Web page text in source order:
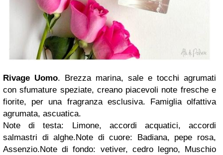
Rivage Uomo. Brezza marina, sale e tocchi agrumati
con sfumature speziate, creano piacevoli note fresche e
fiorite, per una fragranza esclusiva. Famiglia olfattiva
agrumata, ascuatica.
Note di testa: Limone, accordi acquatici, accordi
salmastri di alghe.Note di cuore: Badiana, pepe rosa,
Assenzio.Note di fondo: vetiver, cedro legno, Muschio